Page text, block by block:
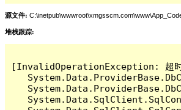
源文件:
堆栈跟踪:
[InvalidOperationException: 超时时间